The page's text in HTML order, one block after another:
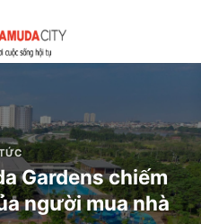
Gardens chiếm
người mua nhà